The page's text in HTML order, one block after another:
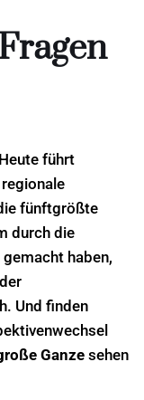
führt
fünftgrößte
durch die
haben,
Und finden
Ganze sehen